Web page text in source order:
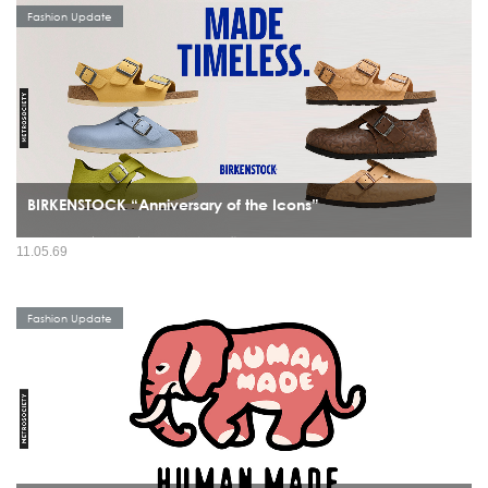
BIRKENSTOCK “Anniversary of the Icons”
มีรองเท้าไม่กี่แบรนด์ที่สามารถข้ามผ่านทั้งยุคสมัย เทรนด์ และวัฒนธรรมได้โดยยังดู
Fashion Update
11.05.69
Fashion Update